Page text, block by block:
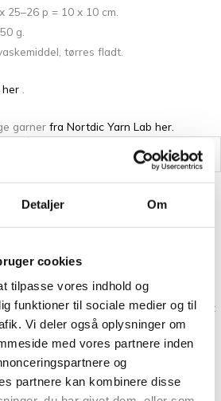
Detaljer Om
cookies
tilpasse vores indhold og
funktioner til sociale medier og til
Vi deler også oplysninger om
med vores partnere inden
og
partnere kan kombinere disse
25–26 p = 10 x 10 cm.
g.
tørres fladt.
her
garner fra Nortdic Yarn Lab her.
anmelde
Gul 3063”
publiceret. Krævede felter er markeret